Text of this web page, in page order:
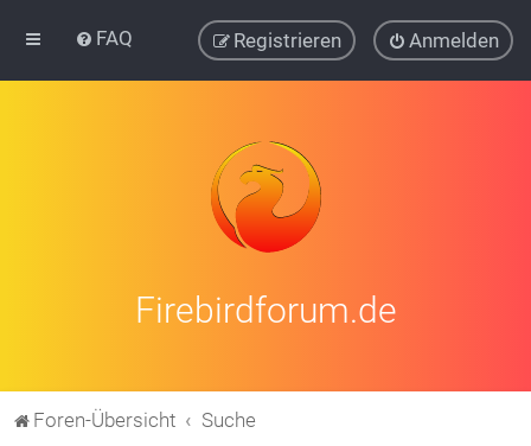
FAQ Anmelden
Registrieren
Firebirdforum.de
Foren-Übersicht Suche